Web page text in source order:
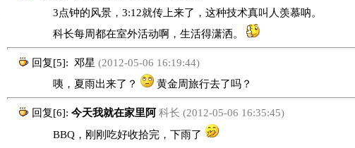
3点钟的风景，3:12就传上来了，这种技术真叫人羡慕呐。
科长每周都在室外活动啊，生活得潇洒。
回复[5]: 邓星 (2012-05-06 16:19:44)
咦，夏雨出来了？
黄金周旅行去了吗？
回复[6]: 今天我就在家里阿 科长 (2012-05-06 16:35:45)
BBQ，刚刚吃好收拾完，下雨了